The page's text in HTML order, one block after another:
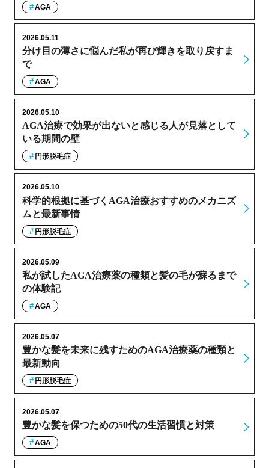
AGA
分け目の薄さに悩んだ私が再び輝きを取り戻すま
で
2026.05.11
AGA
AGA治療で効果が出ないと感じる人が見落として
いる期間の壁
2026.05.10
円形脱毛症
科学的根拠に基づくAGA治療おすすめのメカニズ
ムと最新事情
2026.05.10
円形脱毛症
私が試したAGA治療薬の種類と髪の毛が蘇るまで
の体験記
2026.05.09
AGA
豊かな髪を未来に残すためのAGA治療薬の種類と
最新動向
2026.05.07
円形脱毛症
豊かな髪を保つための50代の生活習慣と対策
2026.05.07
AGA